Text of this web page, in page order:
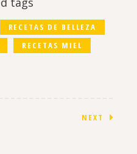
RECETAS DE BELLEZA
RECETAS MIEL
NEXT